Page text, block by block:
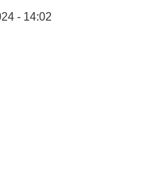
- 14:02